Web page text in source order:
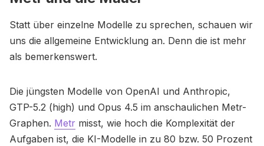
Statt über einzelne Modelle zu sprechen, schauen wir
uns die allgemeine Entwicklung an. Denn die ist mehr
als bemerkenswert.
Die jüngsten Modelle von OpenAI und Anthropic,
GTP-5.2 (high) und Opus 4.5 im anschaulichen Metr-
Graphen. Metr misst, wie hoch die Komplexität der
Aufgaben ist, die KI-Modelle in zu 80 bzw. 50 Prozent